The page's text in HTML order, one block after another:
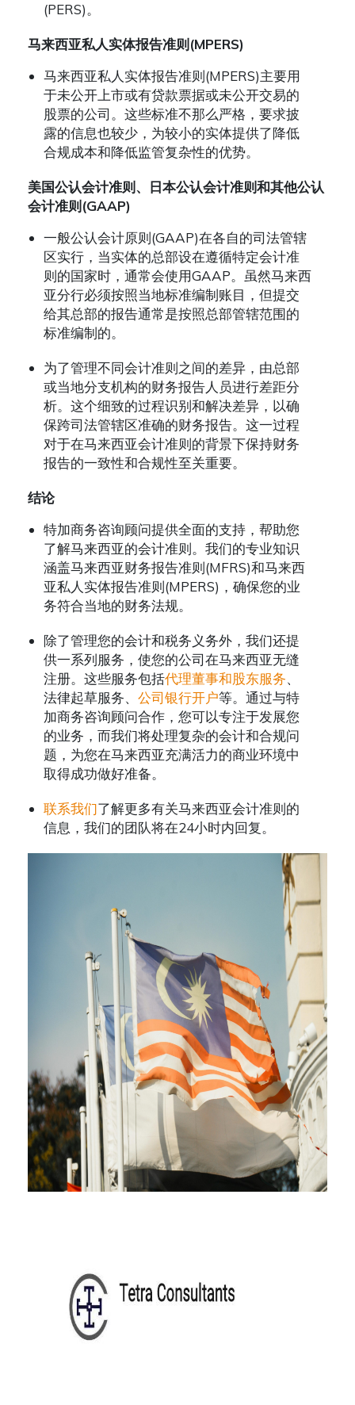
(PERS)。
马来西亚私人实体报告准则(MPERS)
马来西亚私人实体报告准则(MPERS)主要用
于未公开上市或有贷款票据或未公开交易的
股票的公司。这些标准不那么严格，要求披
露的信息也较少，为较小的实体提供了降低
合规成本和降低监管复杂性的优势。
美国公认会计准则、日本公认会计准则和其他公认
会计准则(GAAP)
一般公认会计原则(GAAP)在各自的司法管辖
区实行，当实体的总部设在遵循特定会计准
则的国家时，通常会使用GAAP。虽然马来西
亚分行必须按照当地标准编制账目，但提交
给其总部的报告通常是按照总部管辖范围的
标准编制的。
为了管理不同会计准则之间的差异，由总部
或当地分支机构的财务报告人员进行差距分
析。这个细致的过程识别和解决差异，以确
保跨司法管辖区准确的财务报告。这一过程
对于在马来西亚会计准则的背景下保持财务
报告的一致性和合规性至关重要。
结论
特加商务咨询顾问提供全面的支持，帮助您
了解马来西亚的会计准则。我们的专业知识
涵盖马来西亚财务报告准则(MFRS)和马来西
亚私人实体报告准则(MPERS)，确保您的业
务符合当地的财务法规。
除了管理您的会计和税务义务外，我们还提
供一系列服务，使您的公司在马来西亚无缝
注册。这些服务包括代理董事和股东服务、
法律起草服务、 公司银行开户等。通过与特
加商务咨询顾问合作，您可以专注于发展您
的业务，而我们将处理复杂的会计和合规问
题，为您在马来西亚充满活力的商业环境中
取得成功做好准备。
联系我们了解更多有关马来西亚会计准则的
信息，我们的团队将在24小时内回复。